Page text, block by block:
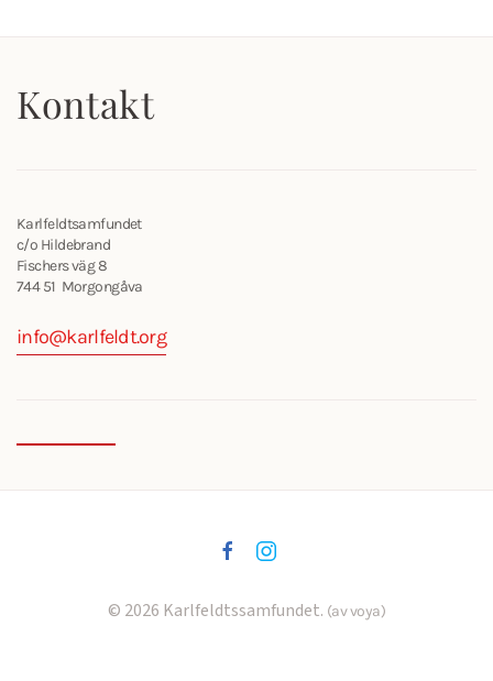
Kontakt
Karlfeldtsamfundet
c/o Hildebrand
Fischers väg 8
744 51 Morgongåva
info@karlfeldt.org
© 2026 Karlfeldtssamfundet. (av voya)